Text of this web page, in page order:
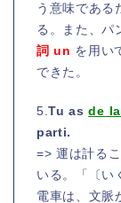
う意味である
る。また、パ
詞 un を用い
できた。
5.Tu asde la
parti.
=> 運は計る
いる。「〔い
電車は、文脈